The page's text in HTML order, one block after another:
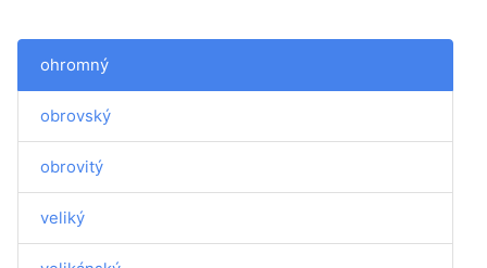
ohromný
obrovský
obrovitý
veliký